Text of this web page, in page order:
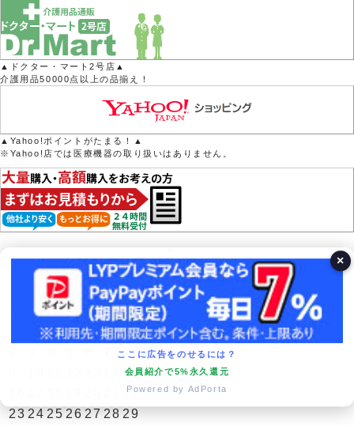
▲ドクター・マート2号店▲
介護用品50000点以上の品揃え！
▲Yahoo!ポイントがたまる！▲
※Yahoo!店では医療機器の取り扱いはありません。
営業日カレンダー
今月(2026年8月)
月 火 水 木 金 土
1
8
15
22
23 24 25 26 27 28 29
ここに広告をのせるには？
会員紹介で5%永久還元
Powered by AdPorta
×